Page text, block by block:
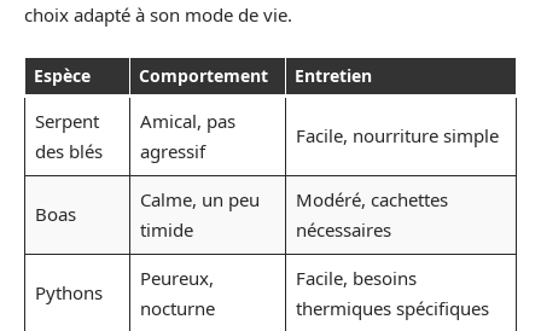
choix adapté à son mode de vie.
Espèce Comportement Entretien
Serpent
des blés
Amical, pas
agressif
Facile, nourriture simple
Boas
Calme, un peu
timide
Modéré, cachettes
nécessaires
Pythons
Peureux,
nocturne
Facile, besoins
thermiques spécifiques